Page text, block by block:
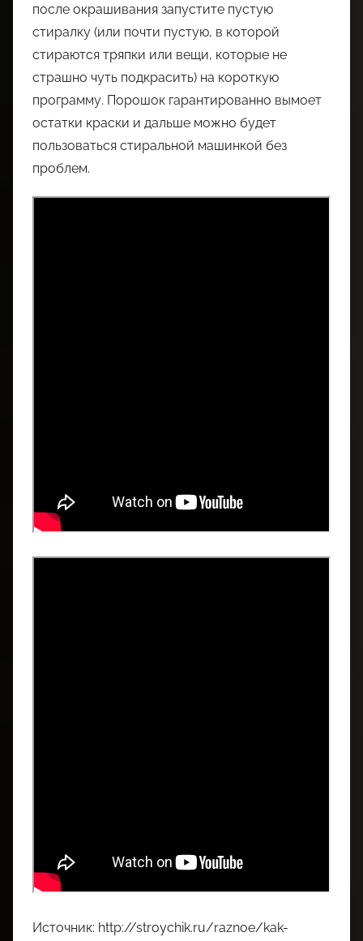
после окрашивания запустите пустую
стиралку (или почти пустую, в которой
стираются тряпки или вещи, которые не
страшно чуть подкрасить) на короткую
программу. Порошок гарантированно вымоет
остатки краски и дальше можно будет
пользоваться стиральной машинкой без
проблем.
Источник: http://stroychik.ru/raznoe/kak-